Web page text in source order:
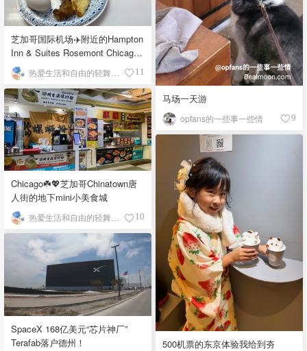
马场一天游
opfans的一些事一些情 9
芝加哥国际机场✈️附近的Hampton
Inn & Suites Rosemont Chicago
O'Hare自助早餐
11
Chicago☘️💖芝加哥Chinatown唐
人街的地下mini小美食城
热爱生活和自由的轻舞飞扬 10
500机票的东京体验我给到夯
SpaceX 168亿美元“芯片神厂”
Terafab落户德州！